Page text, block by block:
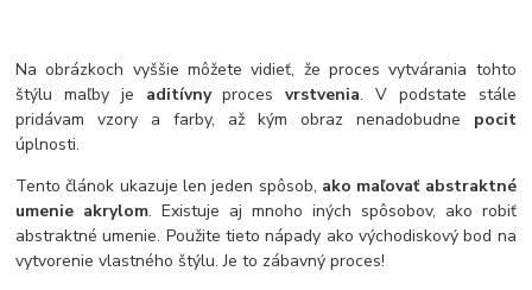
Na obrázkoch vyššie môžete vidieť, že proces vytvárania tohto
štýlu maľby je aditívnyprocesvrstvenia. V podstate stále
pridávam vzory a farby, až kým obraz nenadobudne pocit
úplnosti.
Tento článok ukazuje len jeden spôsob, ako maľovať abstraktné
umenie akrylom. Existuje aj mnoho iných spôsobov, ako robiť
abstraktné umenie. Použite tieto nápady ako východiskový bod na
vytvorenie vlastného štýlu. Je to zábavný proces!